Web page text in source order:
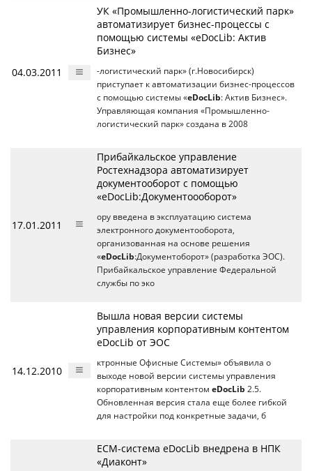
04.03.2011
УК «Промышленно-логистический парк»
автоматизирует бизнес-процессы с
помощью системы «eDocLib: Актив
Бизнес»
-логистический парк» (г.Новосибирск)
приступает к автоматизации бизнес-процессов
с помощью системы «eDocLib: Актив Бизнес».
Управляющая компания «Промышленно-
логистический парк» создана в 2008
17.01.2011
Прибайкальское управление
Ростехнадзора автоматизирует
документооборот с помощью
«eDocLib:Документоооборот»
ору введена в эксплуатацию система
электронного документооборота,
организованная на основе решения
«eDocLib:Документоборот» (разработка ЭОС).
Прибайкальское управление Федеральной
службы по эко
14.12.2010
Вышла новая версии системы
управления корпоративным контентом
eDocLib от ЭОС
ктронные Офисные Системы» объявила о
выходе новой версии системы управления
корпоративным контентом eDocLib 2.5.
Обновленная версия стала еще более гибкой
для настройки под конкретные задачи, б
ЕСМ-система eDocLib внедрена в НПК
«Диаконт»